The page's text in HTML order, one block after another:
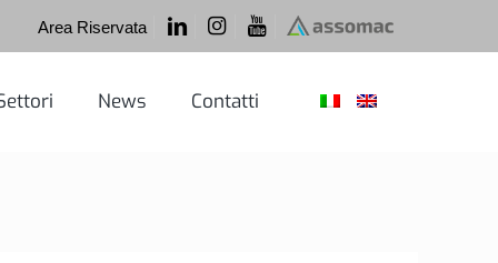
Area Riservata
News Contatti